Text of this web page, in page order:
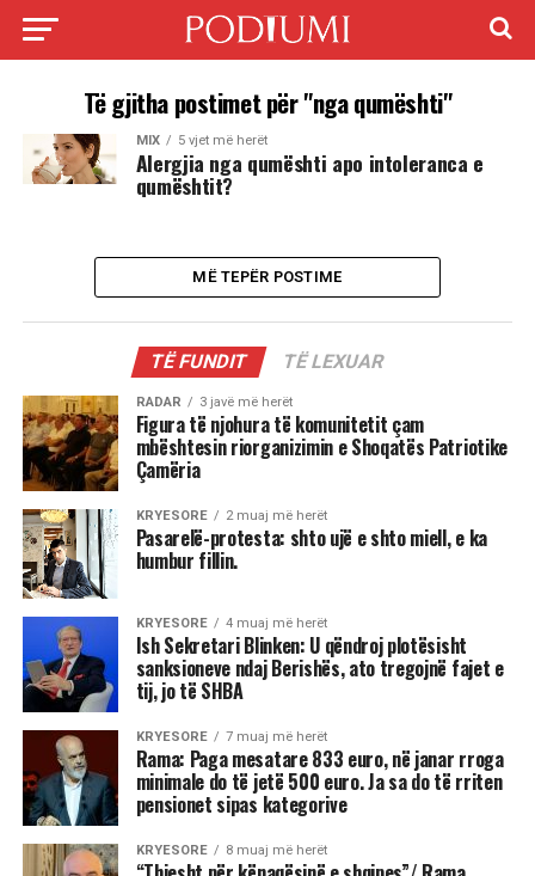
Të gjitha postimet për "nga qumështi"
MIX 5 vjet më herët
Alergjia nga qumështi apo intoleranca e
qumështit?
MË TEPËR POSTIME
TË FUNDIT TË LEXUAR
RADAR 3 javë më herët
Figura të njohura të komunitetit çam
mbështesin riorganizimin e Shoqatës Patriotike
Çamëria
KRYESORE 2 muaj më herët
Pasarelë-protesta: shto ujë e shto miell, e ka
humbur fillin.
KRYESORE 4 muaj më herët
Ish Sekretari Blinken: U qëndroj plotësisht
sanksioneve ndaj Berishës, ato tregojnë fajet e
tij, jo të SHBA
KRYESORE 7 muaj më herët
Rama: Paga mesatare 833 euro, në janar rroga
minimale do të jetë 500 euro. Ja sa do të rriten
pensionet sipas kategorive
KRYESORE 8 muaj më herët